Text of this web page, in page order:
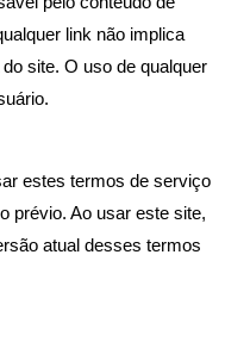
link não implica
site. O uso de qualquer
estes termos de serviço
prévio. Ao usar este site,
atual desses termos